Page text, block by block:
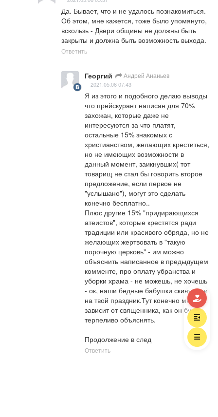
Да. Бывает, что и не удалось познакомиться.
Об этом, мне кажется, тоже было упомянуто,
вскользь - Двери общины не должны быть
закрыты и должна быть возможность выхода.
Ответить
Георгий Андрей Ананьев
2021.05.06 07:43
Я из этого и подобного делаю выводы
что прейскурант написан для 70%
захожан, которые даже не
интересуются за что платят,
остальные 15% знакомых с
христианством, желающих креститься,
но не имеющих возможности в
данный момент, заикнувших( тот
товарищ не стал бы говорить второе
предложение, если первое не
"услышано"), могут это сделать
конечно бесплатно..
Плюс другие 15% "придирающихся
атеистов", которые крестятся ради
традиции или красивого обряда, но не
желающих жертвовать в "такую
порочную церковь" - им можно
объяснить написанное в предыдущем
комменте, про оплату убранства и
уборки храма - не можешь, не хочешь
- ок, наши бедные бабушки скинутся и
на твой праздник.Тут конечно многое
зависит от священника, как он будет
терпеливо объяснять.
Продолжение в след
Ответить